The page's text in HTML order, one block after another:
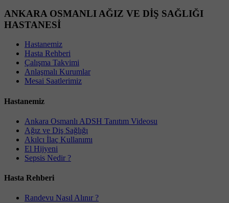
ANKARA OSMANLI AĞIZ VE DİŞ SAĞLIĞI
HASTANESİ
Hastanemiz
Hasta Rehberi
Çalışma Takvimi
Anlaşmalı Kurumlar
Mesai Saatlerimiz
Hastanemiz
Ankara Osmanlı ADSH Tanıtım Videosu
Ağız ve Diş Sağlığı
Akılcı İlaç Kullanımı
El Hijyeni
Sepsis Nedir ?
Hasta Rehberi
Randevu Nasıl Alınır ?